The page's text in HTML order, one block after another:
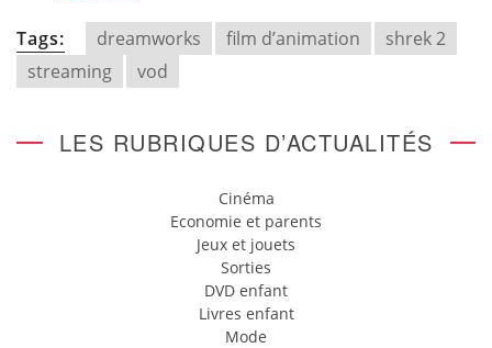
Tags: dreamworks film d’animation
shrek 2
streaming
vod
LES RUBRIQUES D’ACTUALITÉS
Cinéma
Economie et parents
Jeux et jouets
Sorties
DVD enfant
Livres enfant
Mode